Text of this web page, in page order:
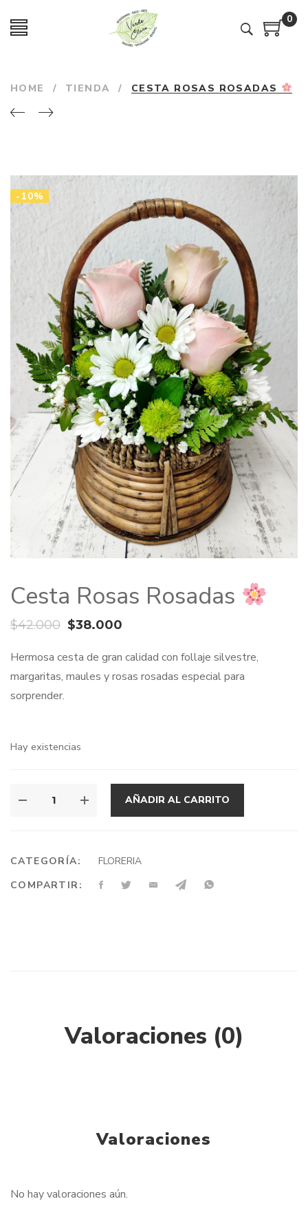
0
HOME / TIENDA / CESTA ROSAS ROSADAS
-10%
Cesta Rosas Rosadas
$42.000 El
original
$38.000
Hermosa cesta de gran calidad con follaje silvestre,
margaritas, maules y rosas rosadas especial para
sorprender.
Hay existencias
AÑADIR AL CARRITO
CATEGORÍA:
FLORERIA
COMPARTIR:
Valoraciones (0)
Valoraciones
No hay valoraciones aún.